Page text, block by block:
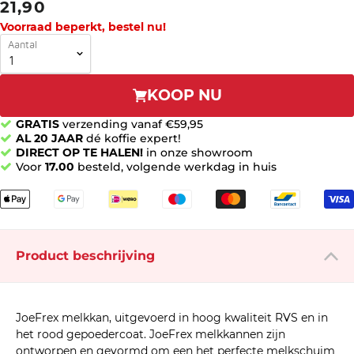
21,90
Voorraad beperkt, bestel nu!
Aantal
KOOP NU
GRATIS verzending vanaf €59,95
AL 20 JAAR dé koffie expert!
DIRECT OP TE HALEN! in onze showroom
Voor 17.00 besteld, volgende werkdag in huis
Product beschrijving
JoeFrex melkkan, uitgevoerd in hoog kwaliteit RVS en in
het rood gepoedercoat. JoeFrex melkkannen zijn
ontworpen en gevormd om een het perfecte melkschuim